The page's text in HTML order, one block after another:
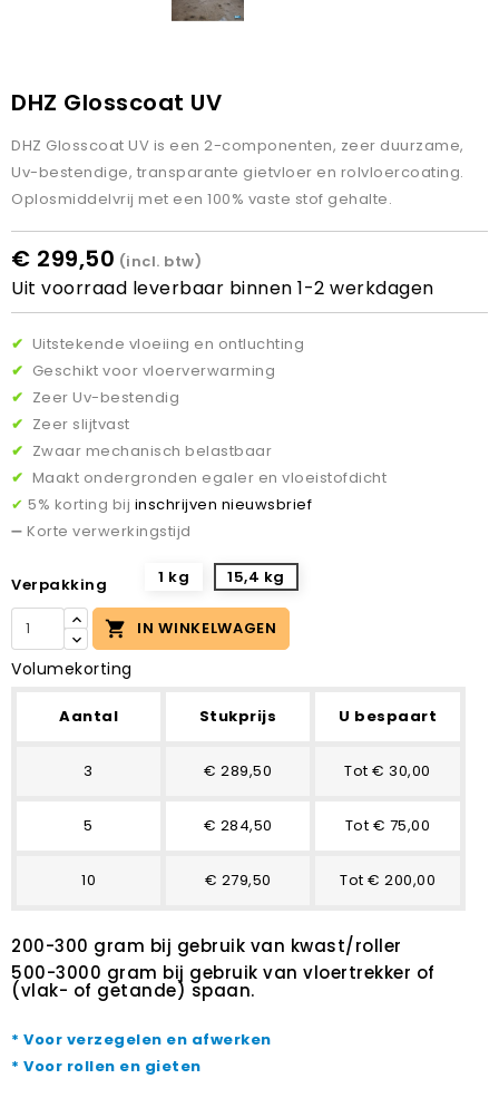
DHZ Glosscoat UV
DHZ Glosscoat UV is een 2-componenten, zeer duurzame,
Uv-bestendige, transparante gietvloer en rolvloercoating.
Oplosmiddelvrij met een 100% vaste stof gehalte.
€ 299,50 (incl. btw)
Uit voorraad leverbaar binnen 1-2 werkdagen
✔ Uitstekende vloeiing en ontluchting
✔ Geschikt voor vloerverwarming
✔ Zeer Uv-bestendig
✔ Zeer slijtvast
✔ Zwaar mechanisch belastbaar
✔ Maakt ondergronden egaler en vloeistofdicht
✔ 5% korting bij inschrijven nieuwsbrief
➖ Korte verwerkingstijd
Verpakking 1 kg 15,4 kg
 IN WINKELWAGEN
Volumekorting
Aantal Stukprijs U bespaart
3 € 289,50 Tot € 30,00
5 € 284,50 Tot € 75,00
10 € 279,50 Tot € 200,00
200-300 gram bij gebruik van kwast/roller
500-3000 gram bij gebruik van vloertrekker of
(vlak- of getande) spaan.
* Voor verzegelen en afwerken
* Voor rollen en gieten